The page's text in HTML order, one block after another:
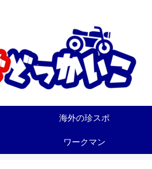
海外の珍スポ
ワークマン